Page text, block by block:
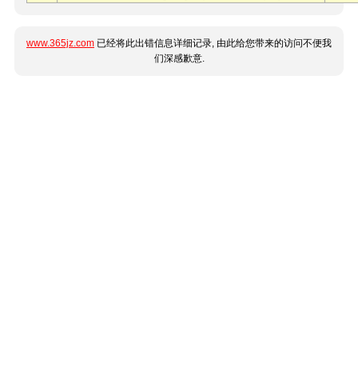
www.365jz.com 已经将此出错信息详细记录, 由此给您带来的访问不便我
们深感歉意.